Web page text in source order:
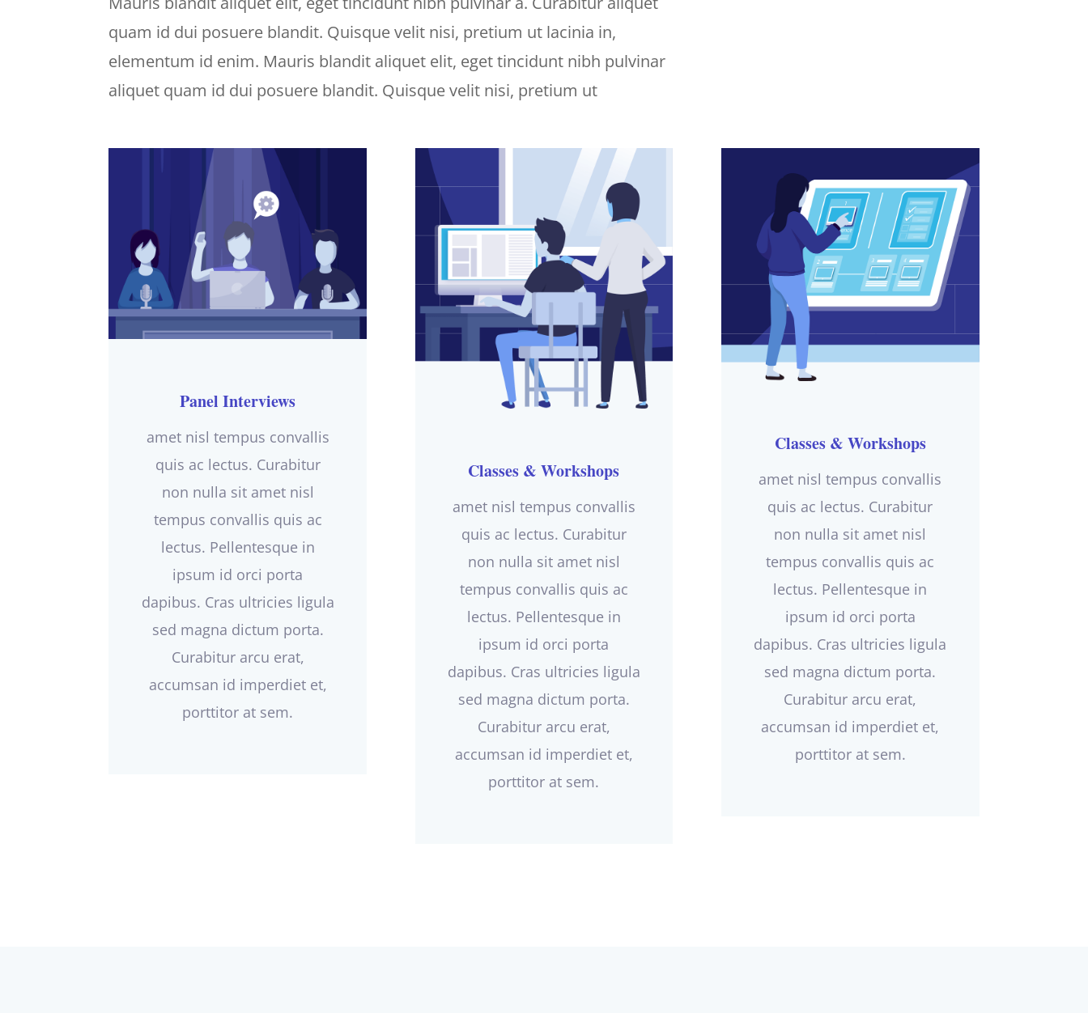
quam id dui posuere blandit. Quisque velit nisi, pretium ut lacinia in,
elementum id enim. Mauris blandit aliquet elit, eget tincidunt nibh pulvinar
aliquet quam id dui posuere blandit. Quisque velit nisi, pretium ut
Panel Interviews
amet nisl tempus convallis
quis ac lectus. Curabitur
non nulla sit amet nisl
tempus convallis quis ac
lectus. Pellentesque in
ipsum id orci porta
dapibus. Cras ultricies ligula
sed magna dictum porta.
Curabitur arcu erat,
accumsan id imperdiet et,
porttitor at sem.
Classes & Workshops
amet nisl tempus convallis
quis ac lectus. Curabitur
non nulla sit amet nisl
tempus convallis quis ac
lectus. Pellentesque in
ipsum id orci porta
dapibus. Cras ultricies ligula
sed magna dictum porta.
Curabitur arcu erat,
accumsan id imperdiet et,
porttitor at sem.
Classes & Workshops
amet nisl tempus convallis
quis ac lectus. Curabitur
non nulla sit amet nisl
tempus convallis quis ac
lectus. Pellentesque in
ipsum id orci porta
dapibus. Cras ultricies ligula
sed magna dictum porta.
Curabitur arcu erat,
accumsan id imperdiet et,
porttitor at sem.